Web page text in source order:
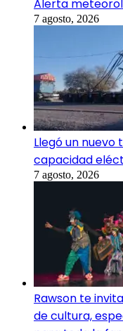
Alerta
7 agosto, 2026
Llegó un
capacidad
7 agosto, 2026
Rawson te
de cultura,